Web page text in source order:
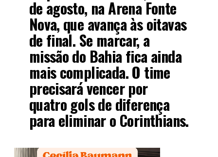
de agosto, na Arena Fonte
Nova, que avança às oitavas
de final. Se marcar, a
missão do Bahia fica ainda
mais complicada. O time
precisará vencer por
quatro gols de diferença
para eliminar o Corinthians.